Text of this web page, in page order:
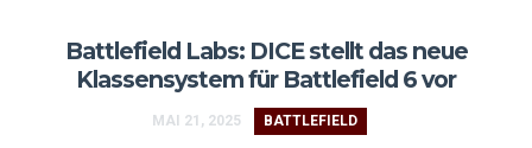
Battlefield Labs: DICE stellt das neue
Klassensystem für Battlefield 6 vor
MAI 21, 2025 BATTLEFIELD